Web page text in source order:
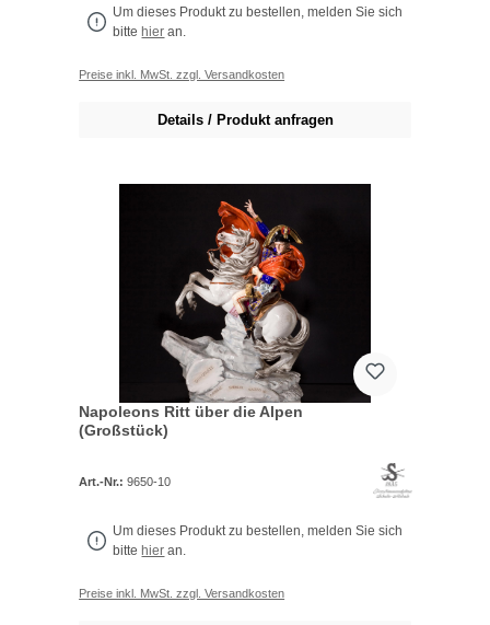
Um dieses Produkt zu bestellen, melden Sie sich
bitte hier an.
Preise inkl. MwSt. zzgl. Versandkosten
Details / Produkt anfragen
Napoleons Ritt über die Alpen
(Großstück)
Art.-Nr.:9650-10
Um dieses Produkt zu bestellen, melden Sie sich
bittehier an.
Preise inkl. MwSt. zzgl. Versandkosten